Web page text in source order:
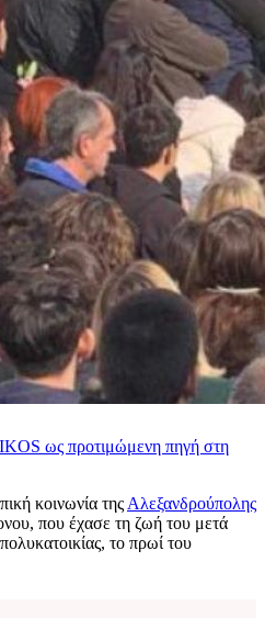
ως προτιμώμενη πηγή στη
κοινωνία της Αλεξανδρούπολης
που έχασε τη ζωή του μετά
το πρωί του